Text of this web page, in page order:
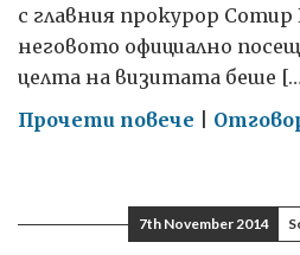
с главния прокурор
неговото официално
целта на визитата беше
Прочети повече on
главния
прокурор
7th November 2014